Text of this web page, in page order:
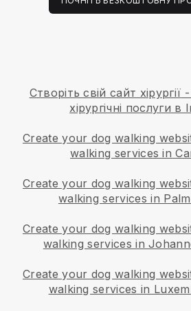
Створіть свій сайт хірургії -
хірургічні послуги в
Create your dog walking
walking services in
Create your dog walking
walking services in
Create your dog walking
walking services in
Create your dog walking
walking services in